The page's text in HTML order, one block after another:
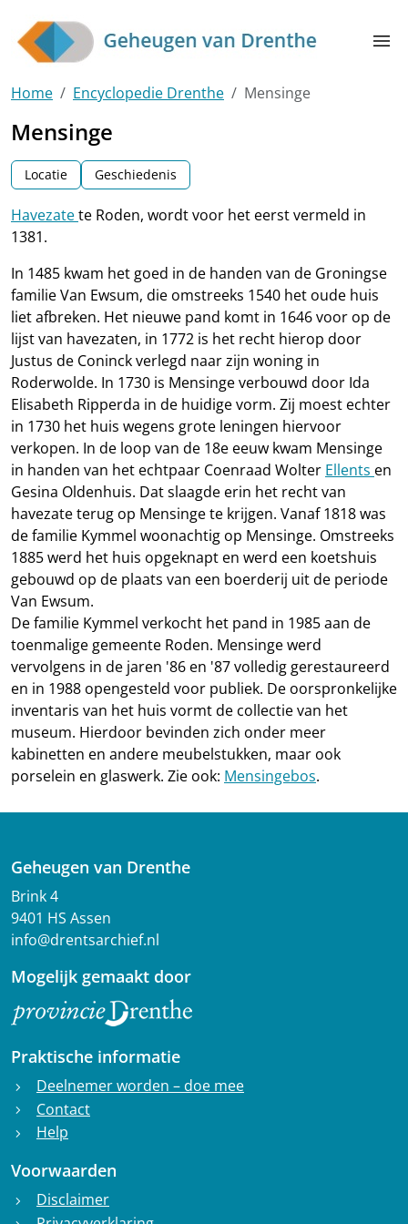
Skip to main content
menu
Home Encyclopedie Drenthe Mensinge
Mensinge
Locatie Geschiedenis
Havezatete Roden, wordt voor het eerst vermeld in
1381.
In 1485 kwam het goed in de handen van de Groningse
familie Van Ewsum, die omstreeks 1540 het oude huis
liet afbreken. Het nieuwe pand komt in 1646 voor op de
lijst van havezaten, in 1772 is het recht hierop door
Justus de Coninck verlegd naar zijn woning in
Roderwolde. In 1730 is Mensinge verbouwd door Ida
Elisabeth Ripperda in de huidige vorm. Zij moest echter
in 1730 het huis wegens grote leningen hiervoor
verkopen. In de loop van de 18e eeuw kwam Mensinge
in handen van het echtpaar Coenraad Wolter Ellents en
Gesina Oldenhuis. Dat slaagde erin het recht van
havezate terug op Mensinge te krijgen. Vanaf 1818 was
de familie Kymmel woonachtig op Mensinge. Omstreeks
1885 werd het huis opgeknapt en werd een koetshuis
gebouwd op de plaats van een boerderij uit de periode
Van Ewsum.
De familie Kymmel verkocht het pand in 1985 aan de
toenmalige gemeente Roden. Mensinge werd
vervolgens in de jaren '86 en '87 volledig gerestaureerd
en in 1988 opengesteld voor publiek. De oorspronkelijke
inventaris van het huis vormt de collectie van het
museum. Hierdoor bevinden zich onder meer
kabinetten en andere meubelstukken, maar ook
porselein en glaswerk. Zie ook: Mensingebos.
Geheugen van Drenthe
Brink 4
9401 HS Assen
info@drentsarchief.nl
Mogelijk gemaakt door
Praktische informatie
chevron_right Deelnemer worden – doe mee
chevron_right Contact
chevron_right Help
Voorwaarden
chevron_right Disclaimer